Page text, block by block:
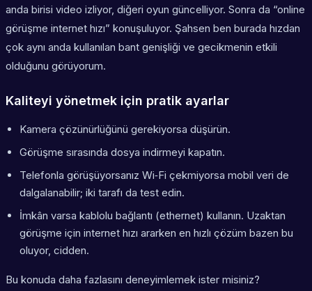
anda birisi video izliyor, diğeri oyun güncelliyor. Sonra da “online
görüşme internet hızı” konuşuluyor. Şahsen ben burada hızdan
çok aynı anda kullanılan bant genişliği ve gecikmenin etkili
olduğunu görüyorum.
Kaliteyi yönetmek için pratik ayarlar
Kamera çözünürlüğünü gerekiyorsa düşürün.
Görüşme sırasında dosya indirmeyi kapatın.
Telefonla görüşüyorsanız Wi‑Fi çekmiyorsa mobil veri de
dalgalanabilir; iki tarafı da test edin.
İmkân varsa kablolu bağlantı (ethernet) kullanın. Uzaktan
görüşme için internet hızı ararken en hızlı çözüm bazen bu
oluyor, cidden.
Bu konuda daha fazlasını deneyimlemek ister misiniz?